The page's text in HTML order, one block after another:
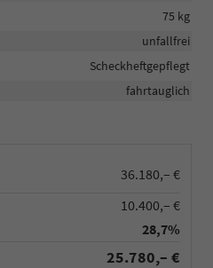
36.180,– €
10.400,– €
28,7%
25.780,– €
75 kg
unfallfrei
Scheckheftgepflegt
fahrtauglich